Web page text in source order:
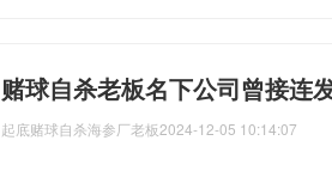
赌球自杀老板名下公司曾接连
起底赌球自杀海参厂老板2024-12-05 10:14:07